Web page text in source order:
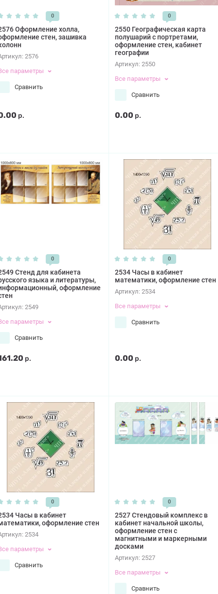
0
Оформление холла,
стен, зашивка
2576
параметры
Сравнить
р.
0
2550 Географическая карта
полушарий с портретами,
оформление стен, кабинет
географии
Артикул: 2550
Все параметры
Сравнить
0.00 р.
0
Стенд для кабинета
языка и литературы,
оформление
2549
параметры
Сравнить
р.
0
2534 Часы в кабинет
математики, оформление стен
Артикул: 2534
Все параметры
Сравнить
0.00 р.
0
Часы в кабинет
оформление стен
2534
параметры
Сравнить
0
2527 Стендовый комплекс в
кабинет начальной школы,
оформление стен с
магнитными и маркерными
досками
Артикул: 2527
Все параметры
Сравнить